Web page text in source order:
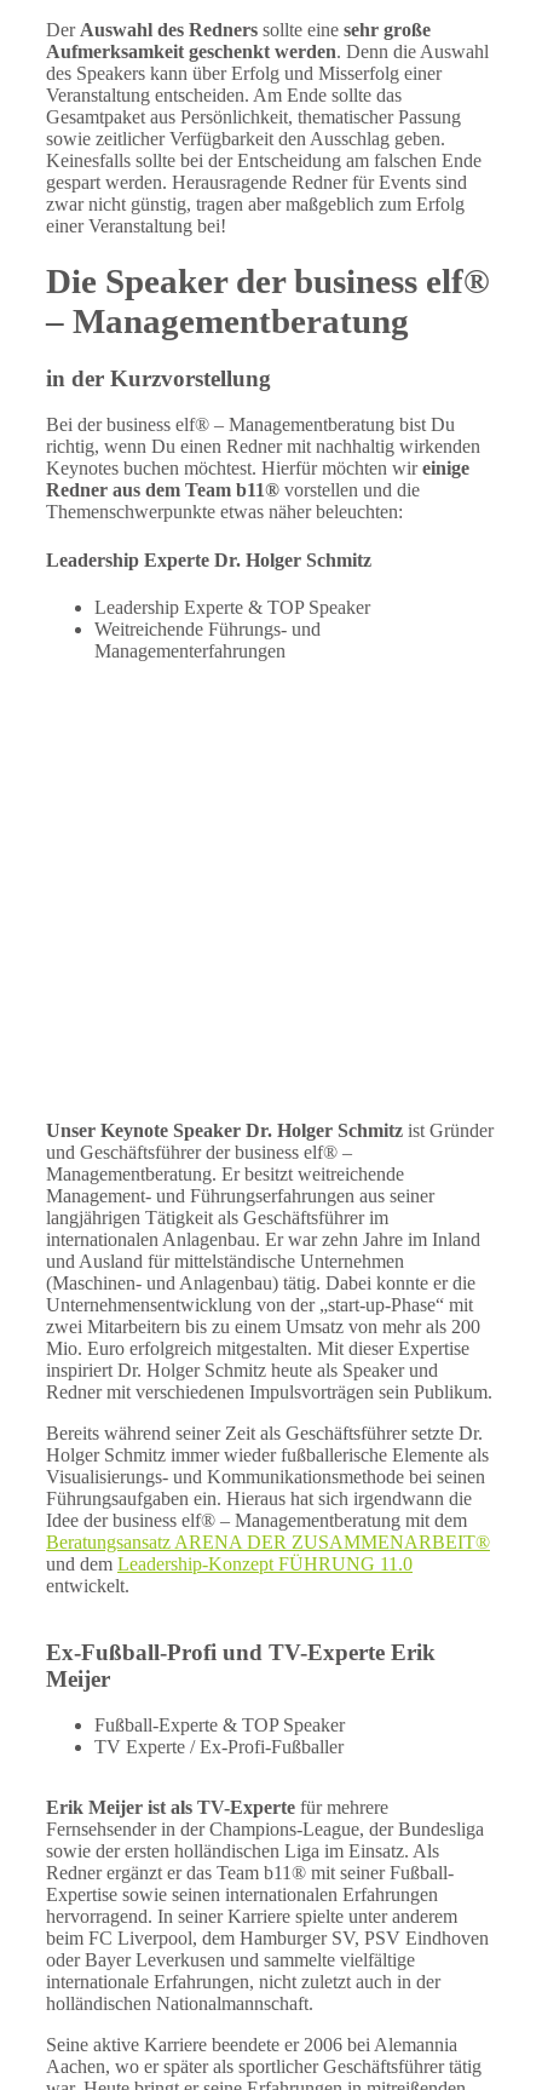
Der Auswahl des Redners sollte eine sehr große
Aufmerksamkeit geschenkt werden. Denn die Auswahl
des Speakers kann über Erfolg und Misserfolg einer
Veranstaltung entscheiden. Am Ende sollte das
Gesamtpaket aus Persönlichkeit, thematischer Passung
sowie zeitlicher Verfügbarkeit den Ausschlag geben.
Keinesfalls sollte bei der Entscheidung am falschen Ende
gespart werden. Herausragende Redner für Events sind
zwar nicht günstig, tragen aber maßgeblich zum Erfolg
einer Veranstaltung bei!
Die Speaker der business elf®
– Managementberatung
in der Kurzvorstellung
Bei der business elf® – Managementberatung bist Du
richtig, wenn Du einen Redner mit nachhaltig wirkenden
Keynotes buchen möchtest. Hierfür möchten wireinige
Redner aus dem Team b11® vorstellen und die
Themenschwerpunkte etwas näher beleuchten:
Leadership Experte Dr. Holger Schmitz
Leadership Experte & TOP Speaker
Weitreichende Führungs- und
Managementerfahrungen
Unser Keynote Speaker Dr. Holger Schmitz ist Gründer
und Geschäftsführer der business elf® –
Managementberatung. Er besitzt weitreichende
Management- und Führungserfahrungen aus seiner
langjährigen Tätigkeit als Geschäftsführer im
internationalen Anlagenbau. Er war zehn Jahre im Inland
und Ausland für mittelständische Unternehmen
(Maschinen- und Anlagenbau) tätig. Dabei konnte er die
Unternehmensentwicklung von der „start-up-Phase“ mit
zwei Mitarbeitern bis zu einem Umsatz von mehr als 200
Mio. Euro erfolgreich mitgestalten. Mit dieser Expertise
inspiriert Dr. Holger Schmitz heute als Speaker und
Redner mit verschiedenen Impulsvorträgen sein Publikum.
Bereits während seiner Zeit als Geschäftsführer setzte Dr.
Holger Schmitz immer wieder fußballerische Elemente als
Visualisierungs- und Kommunikationsmethode bei seinen
Führungsaufgaben ein. Hieraus hat sich irgendwann die
Idee der business elf® – Managementberatung mit dem
Beratungsansatz ARENA DER ZUSAMMENARBEIT®
und dem Leadership-Konzept FÜHRUNG 11.0
entwickelt.
Ex-Fußball-Profi und TV-Experte Erik
Meijer
Fußball-Experte & TOP Speaker
TV Experte / Ex-Profi-Fußballer
Erik Meijer ist als TV-Experte für mehrere
Fernsehsender in der Champions-League, der Bundesliga
sowie der ersten holländischen Liga im Einsatz. Als
Redner ergänzt er das Team b11® mit seiner Fußball-
Expertise sowie seinen internationalen Erfahrungen
hervorragend. In seiner Karriere spielte unter anderem
beim FC Liverpool, dem Hamburger SV, PSV Eindhoven
oder Bayer Leverkusen und sammelte vielfältige
internationale Erfahrungen, nicht zuletzt auch in der
holländischen Nationalmannschaft.
Seine aktive Karriere beendete er 2006 bei Alemannia
Aachen, wo er später als sportlicher Geschäftsführer tätig